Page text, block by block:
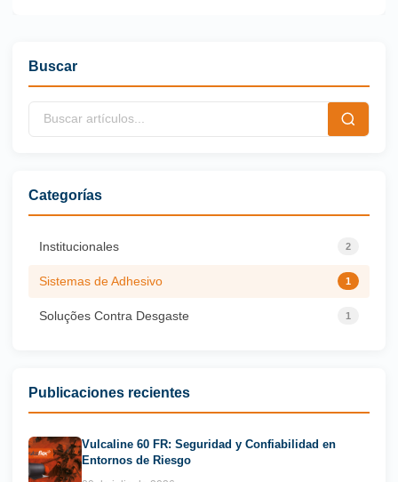
Buscar
Categorías
Institucionales 2
Sistemas de Adhesivo 1
Soluções Contra Desgaste 1
Publicaciones recientes
Vulcaline 60 FR: Seguridad y Confiabilidad en
Entornos de Riesgo